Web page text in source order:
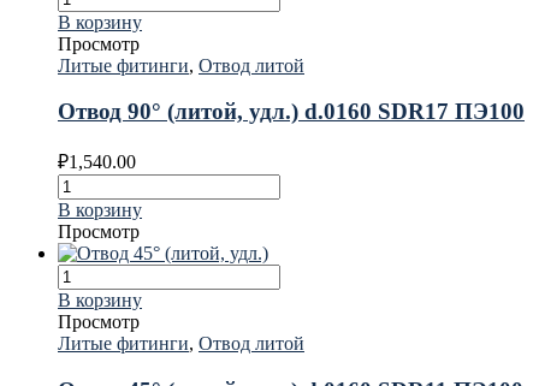
В корзину
Просмотр
Литые фитинги, Отвод литой
Отвод 90° (литой, удл.) d.0160 SDR17 ПЭ100
₽1,540.00
В корзину
Просмотр
В корзину
Просмотр
Литые фитинги, Отвод литой